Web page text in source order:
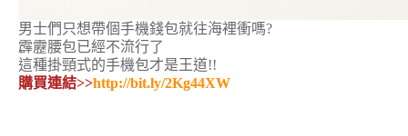
男士們只想帶個手機錢包就往海裡衝嗎?
霹靂腰包已經不流行了
這種掛頸式的手機包才是王道!!
購買連結>>http://bit.ly/2Kg44XW